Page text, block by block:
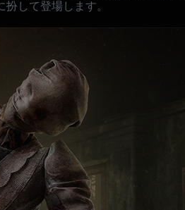
して登場します。